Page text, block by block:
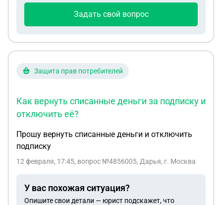
Задать свой вопрос
Защита прав потребителей
Как вернуть списанные деньги за подписку и
отключить её?
Прошу вернуть списанные деньги и отключить
подписку
12 февраля, 17:45, вопрос №4856005, Дарья, г. Москва
У вас похожая ситуация?
Опишите свои детали — юрист подскажет, что